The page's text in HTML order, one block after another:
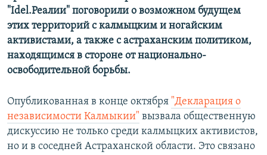
"Idel.Реалии" поговорили о возможном будущем
этих территорий с калмыцким и ногайским
активистами, а также с астраханским политиком,
находящимся в стороне от национально-
освободительной борьбы.
Опубликованная в конце октября "Декларация о
независимости Калмыкии" вызвала общественную
дискуссию не только среди калмыцких активистов,
но и в соседней Астраханской области. Это связано